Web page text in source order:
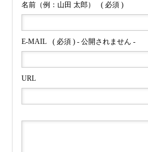
名前（例：山田 太郎） ( 必須 )
E-MAIL ( 必須 ) - 公開されません -
URL